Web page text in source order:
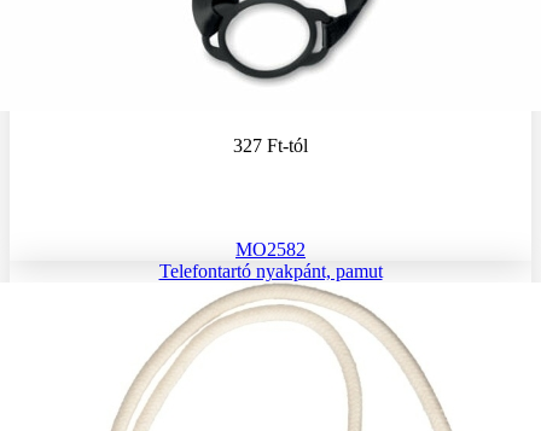
327 Ft-tól
MO2582
Telefontartó nyakpánt, pamut